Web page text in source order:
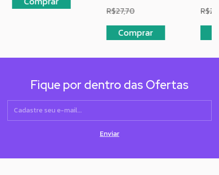
R$27,70
Fique por dentro das Ofertas